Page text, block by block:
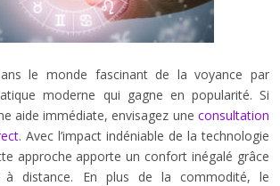
le monde fascinant de la voyance par
moderne qui gagne en popularité. Si
aide immédiate, envisagez une consultation
. Avec l’impact indéniable de la technologie
approche apporte un confort inégalé grâce
à distance. En plus de la commodité, le